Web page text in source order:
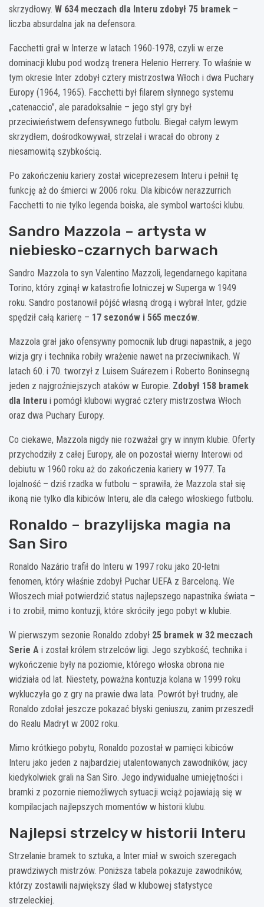
skrzydłowy. W 634 meczach dla Interu zdobył 75 bramek –
liczba absurdalna jak na defensora.
Facchetti grał w Interze w latach 1960-1978, czyli w erze
dominacji klubu pod wodzą trenera Helenio Herrery. To właśnie w
tym okresie Inter zdobył cztery mistrzostwa Włoch i dwa Puchary
Europy (1964, 1965). Facchetti był filarem słynnego systemu
„catenaccio”, ale paradoksalnie – jego styl gry był
przeciwieństwem defensywnego futbolu. Biegał całym lewym
skrzydłem, dośrodkowywał, strzelał i wracał do obrony z
niesamowitą szybkością.
Po zakończeniu kariery został wiceprezesem Interu i pełnił tę
funkcję aż do śmierci w 2006 roku. Dla kibiców nerazzurrich
Facchetti to nie tylko legenda boiska, ale symbol wartości klubu.
Sandro Mazzola – artysta w
niebiesko-czarnych barwach
Sandro Mazzola to syn Valentino Mazzoli, legendarnego kapitana
Torino, który zginął w katastrofie lotniczej w Superga w 1949
roku. Sandro postanowił pójść własną drogą i wybrał Inter, gdzie
spędził całą karierę – 17 sezonów i 565 meczów.
Mazzola grał jako ofensywny pomocnik lub drugi napastnik, a jego
wizja gry i technika robiły wrażenie nawet na przeciwnikach. W
latach 60. i 70. tworzył z Luisem Suárezem i Roberto Boninsegną
jeden z najgroźniejszych ataków w Europie. Zdobył 158 bramek
dla Interu i pomógł klubowi wygrać cztery mistrzostwa Włoch
oraz dwa Puchary Europy.
Co ciekawe, Mazzola nigdy nie rozważał gry w innym klubie. Oferty
przychodziły z całej Europy, ale on pozostał wierny Interowi od
debiutu w 1960 roku aż do zakończenia kariery w 1977. Ta
lojalność – dziś rzadka w futbolu – sprawiła, że Mazzola stał się
ikoną nie tylko dla kibiców Interu, ale dla całego włoskiego futbolu.
Ronaldo – brazylijska magia na
San Siro
Ronaldo Nazário trafił do Interu w 1997 roku jako 20-letni
fenomen, który właśnie zdobył Puchar UEFA z Barceloną. We
Włoszech miał potwierdzić status najlepszego napastnika świata –
i to zrobił, mimo kontuzji, które skróciły jego pobyt w klubie.
W pierwszym sezonie Ronaldo zdobył 25 bramek w 32 meczach
Serie A i został królem strzelców ligi. Jego szybkość, technika i
wykończenie były na poziomie, którego włoska obrona nie
widziała od lat. Niestety, poważna kontuzja kolana w 1999 roku
wykluczyła go z gry na prawie dwa lata. Powrót był trudny, ale
Ronaldo zdołał jeszcze pokazać błyski geniuszu, zanim przeszedł
do Realu Madryt w 2002 roku.
Mimo krótkiego pobytu, Ronaldo pozostał w pamięci kibiców
Interu jako jeden z najbardziej utalentowanych zawodników, jacy
kiedykolwiek grali na San Siro. Jego indywidualne umiejętności i
bramki z pozornie niemożliwych sytuacji wciąż pojawiają się w
kompilacjach najlepszych momentów w historii klubu.
Najlepsi strzelcy w historii Interu
Strzelanie bramek to sztuka, a Inter miał w swoich szeregach
prawdziwych mistrzów. Poniższa tabela pokazuje zawodników,
którzy zostawili największy ślad w klubowej statystyce
strzeleckiej.